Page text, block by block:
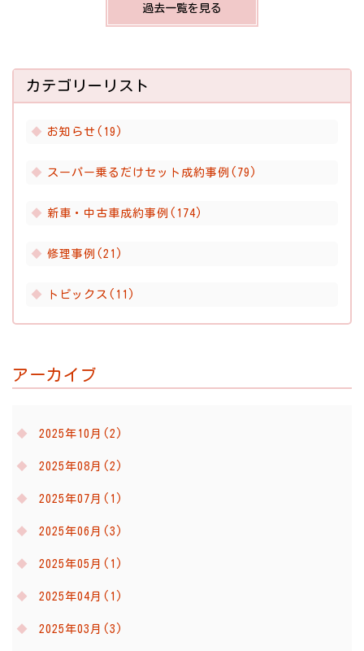
過去一覧を見る
カテゴリーリスト
お知らせ(19)
スーパー乗るだけセット成約事例(79)
新車・中古車成約事例(174)
修理事例(21)
トピックス(11)
アーカイブ
2025年10月(2)
2025年08月(2)
2025年07月(1)
2025年06月(3)
2025年05月(1)
2025年04月(1)
2025年03月(3)